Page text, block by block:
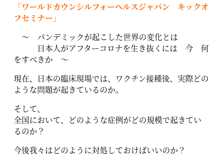
「ワールドカウンシルフォーヘルスジャパン キックオ
フセミナー」
～ パンデミックが起こした世界の変化とは
日本人がアフターコロナを生き抜くには 今 何
をすべきか ～
現在、日本の臨床現場では、ワクチン接種後、実際どの
ような問題が起きているのか。
そして、
全国において、どのような症例がどの規模で起きてい
るのか？
今後我々はどのように対処しておけばいいのか？